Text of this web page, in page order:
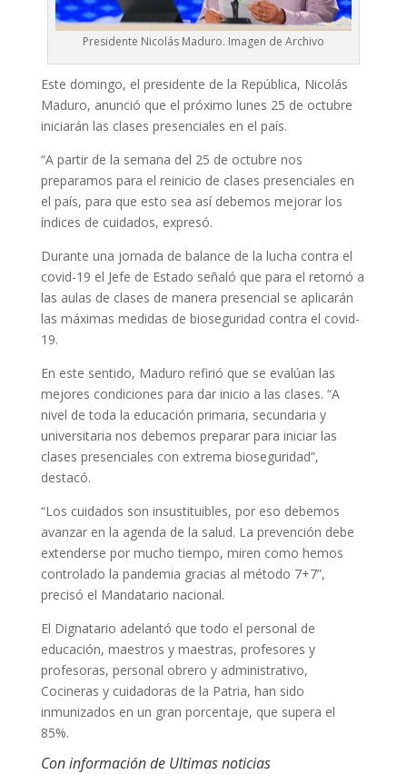
Presidente Nicolás Maduro. Imagen de Archivo
Este domingo, el presidente de la República, Nicolás
Maduro, anunció que el próximo lunes 25 de octubre
iniciarán las clases presenciales en el país.
“A partir de la semana del 25 de octubre nos
preparamos para el reinicio de clases presenciales en
el país, para que esto sea así debemos mejorar los
índices de cuidados, expresó.
Durante una jornada de balance de la lucha contra el
covid-19 el Jefe de Estado señaló que para el retornó a
las aulas de clases de manera presencial se aplicarán
las máximas medidas de bioseguridad contra el covid-
19.
En este sentido, Maduro refirió que se evalúan las
mejores condiciones para dar inicio a las clases. “A
nivel de toda la educación primaria, secundaria y
universitaria nos debemos preparar para iniciar las
clases presenciales con extrema bioseguridad”,
destacó.
“Los cuidados son insustituibles, por eso debemos
avanzar en la agenda de la salud. La prevención debe
extenderse por mucho tiempo, miren como hemos
controlado la pandemia gracias al método 7+7”,
precisó el Mandatario nacional.
El Dignatario adelantó que todo el personal de
educación, maestros y maestras, profesores y
profesoras, personal obrero y administrativo,
Cocineras y cuidadoras de la Patria, han sido
inmunizados en un gran porcentaje, que supera el
85%.
Con información de Ultimas noticias